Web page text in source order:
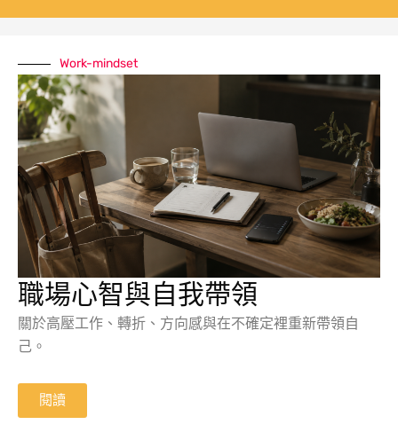
Work-mindset
職場心智與自我帶領
關於高壓工作、轉折、方向感與在不確定裡重新帶領自
己。
閱讀